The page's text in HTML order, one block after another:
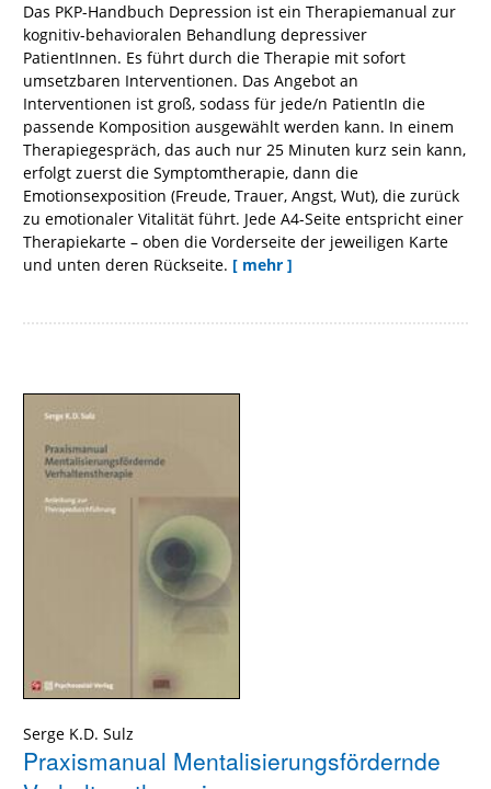
Das PKP-Handbuch Depression ist ein Therapiemanual zur
kognitiv-behavioralen Behandlung depressiver
PatientInnen. Es führt durch die Therapie mit sofort
umsetzbaren Interventionen. Das Angebot an
Interventionen ist groß, sodass für jede/n PatientIn die
passende Komposition ausgewählt werden kann. In einem
Therapiegespräch, das auch nur 25 Minuten kurz sein kann,
erfolgt zuerst die Symptomtherapie, dann die
Emotionsexposition (Freude, Trauer, Angst, Wut), die zurück
zu emotionaler Vitalität führt. Jede A4-Seite entspricht einer
Therapiekarte – oben die Vorderseite der jeweiligen Karte
und unten deren Rückseite. [ mehr ]
Serge K.D. Sulz
Praxismanual Mentalisierungsfördernde